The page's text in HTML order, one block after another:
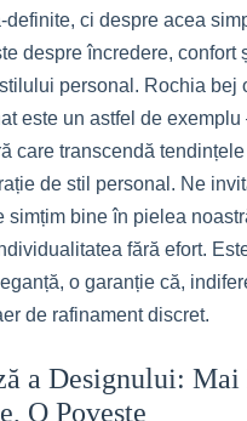
definite, ci despre acea
despre încredere, confort
personal. Rochia bej
este un astfel de exemplu
care transcendă
de stil personal. Ne
simțim bine în pielea
fără efort.
o garanție că,
de rafinament discret.
a Designului:
O Poveste